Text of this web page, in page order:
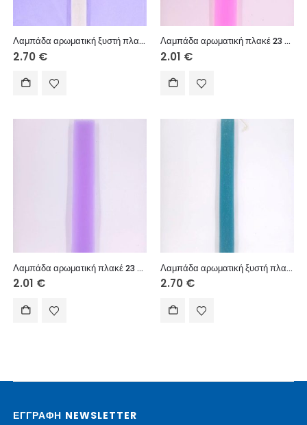
Λαμπάδα αρωματική ξυστή πλακέ 30 εκ.
2.70 €
Λαμπάδα αρωματική πλακέ 23 εκ.
2.01 €
Λαμπάδα αρωματική πλακέ 23 εκ.
2.01 €
Λαμπάδα αρωματική ξυστή πλακέ 30 εκ.
2.70 €
ΕΓΓΡΑΦΗ NEWSLETTER